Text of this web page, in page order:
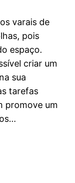
varais de
pois
espaço.
criar um
sua
tarefas
promove um